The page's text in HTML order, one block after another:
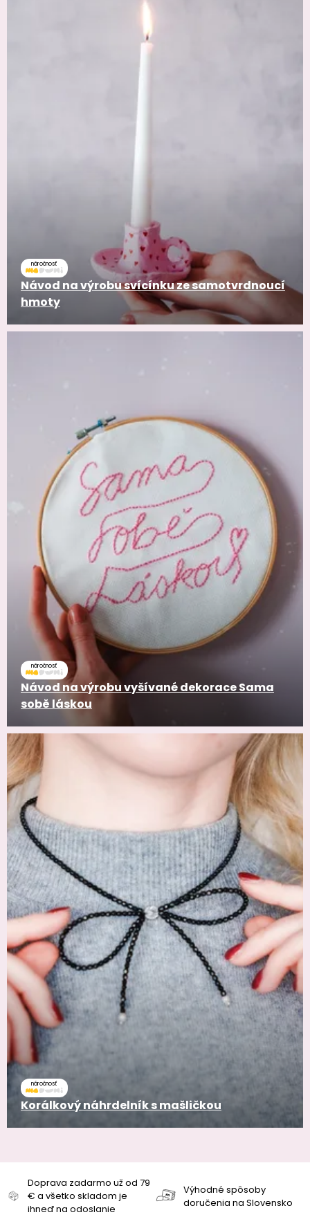
náročnosť
Návod na výrobu svícínku ze samotvrdnoucí
hmoty
náročnosť
Návod na výrobu vyšívané dekorace Sama
sobě láskou
náročnosť
Korálkový náhrdelník s mašličkou
Doprava zadarmo už od 79
€ a všetko skladom je
ihneď na odoslanie
Výhodné spôsoby
doručenia na Slovensko